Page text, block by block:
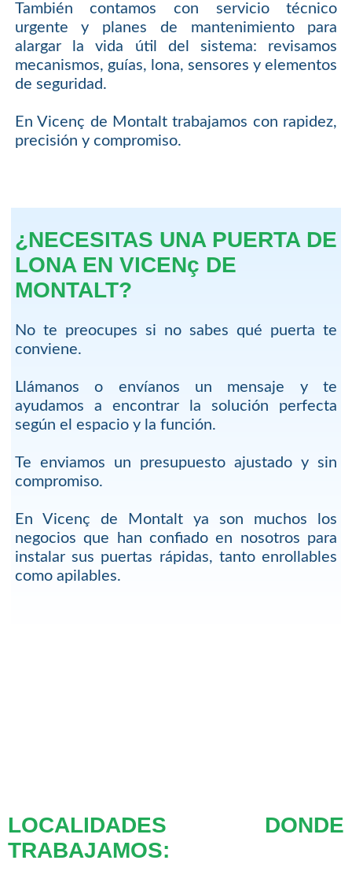
También contamos con servicio técnico
urgente y planes de mantenimiento para
alargar la vida útil del sistema: revisamos
mecanismos, guías, lona, sensores y elementos
de seguridad.
En Vicenç de Montalt trabajamos con rapidez,
precisión y compromiso.
¿NECESITAS UNA PUERTA DE
LONA EN VICENç DE
MONTALT?
No te preocupes si no sabes qué puerta te
conviene.
Llámanos o envíanos un mensaje y te
ayudamos a encontrar la solución perfecta
según el espacio y la función.
Te enviamos un presupuesto ajustado y sin
compromiso.
En Vicenç de Montalt ya son muchos los
negocios que han confiado en nosotros para
instalar sus puertas rápidas, tanto enrollables
como apilables.
LOCALIDADES DONDE
TRABAJAMOS: